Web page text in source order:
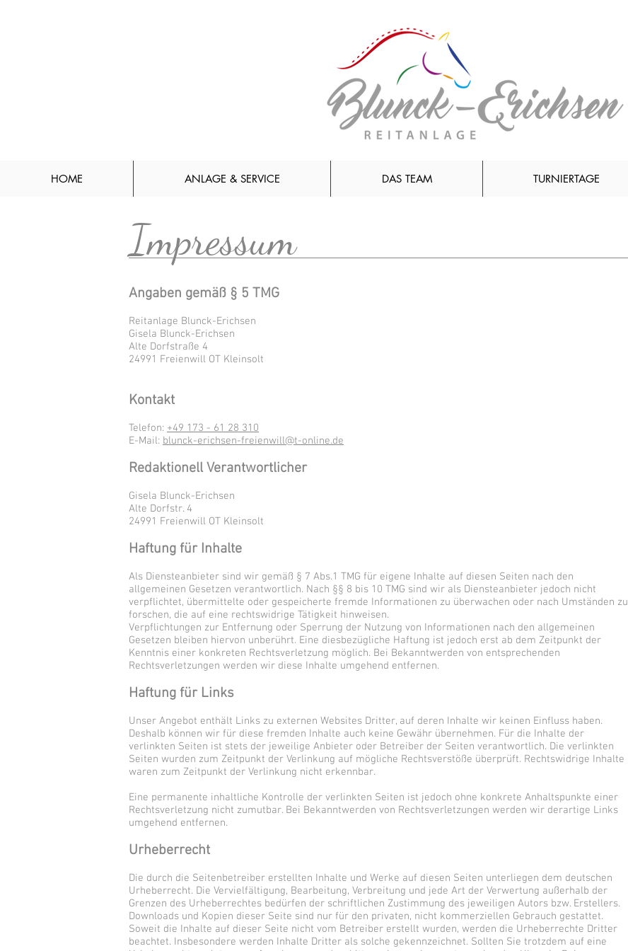
HOME ANLAGE & SERVICE DAS TEAM TURNIERTAGE
Impressum
Angaben gemäß § 5 TMG
Reitanlage Blunck-Erichsen
Gisela Blunck-Erichsen
Alte Dorfstraße 4
24991 Freienwill OT Kleinsolt
Kontakt
Telefon: +49 173 - 61 28 310
E-Mail: blunck-erichsen-freienwill@t-online.de
Redaktionell Verantwortlicher
Gisela Blunck-Erichsen
Alte Dorfstr. 4
24991 Freienwill OT Kleinsolt
Haftung für Inhalte
Als Diensteanbieter sind wir gemäß § 7 Abs.1 TMG für eigene Inhalte auf diesen Seiten nach den
allgemeinen Gesetzen verantwortlich. Nach §§ 8 bis 10 TMG sind wir als Diensteanbieter jedoch nicht
verpflichtet, übermittelte oder gespeicherte fremde Informationen zu überwachen oder nach Umständen zu
forschen, die auf eine rechtswidrige Tätigkeit hinweisen.
Verpflichtungen zur Entfernung oder Sperrung der Nutzung von Informationen nach den allgemeinen
Gesetzen bleiben hiervon unberührt. Eine diesbezügliche Haftung ist jedoch erst ab dem Zeitpunkt der
Kenntnis einer konkreten Rechtsverletzung möglich. Bei Bekanntwerden von entsprechenden
Rechtsverletzungen werden wir diese Inhalte umgehend entfernen.
Haftung für Links
Unser Angebot enthält Links zu externen Websites Dritter, auf deren Inhalte wir keinen Einfluss haben.
Deshalb können wir für diese fremden Inhalte auch keine Gewähr übernehmen. Für die Inhalte der
verlinkten Seiten ist stets der jeweilige Anbieter oder Betreiber der Seiten verantwortlich. Die verlinkten
Seiten wurden zum Zeitpunkt der Verlinkung auf mögliche Rechtsverstöße überprüft. Rechtswidrige Inhalte
waren zum Zeitpunkt der Verlinkung nicht erkennbar.
Eine permanente inhaltliche Kontrolle der verlinkten Seiten ist jedoch ohne konkrete Anhaltspunkte einer
Rechtsverletzung nicht zumutbar. Bei Bekanntwerden von Rechtsverletzungen werden wir derartige Links
umgehend entfernen.
Urheberrecht
Die durch die Seitenbetreiber erstellten Inhalte und Werke auf diesen Seiten unterliegen dem deutschen
Urheberrecht. Die Vervielfältigung, Bearbeitung, Verbreitung und jede Art der Verwertung außerhalb der
Grenzen des Urheberrechtes bedürfen der schriftlichen Zustimmung des jeweiligen Autors bzw. Erstellers.
Downloads und Kopien dieser Seite sind nur für den privaten, nicht kommerziellen Gebrauch gestattet.
Soweit die Inhalte auf dieser Seite nicht vom Betreiber erstellt wurden, werden die Urheberrechte Dritter
beachtet. Insbesondere werden Inhalte Dritter als solche gekennzeichnet. Sollten Sie trotzdem auf eine